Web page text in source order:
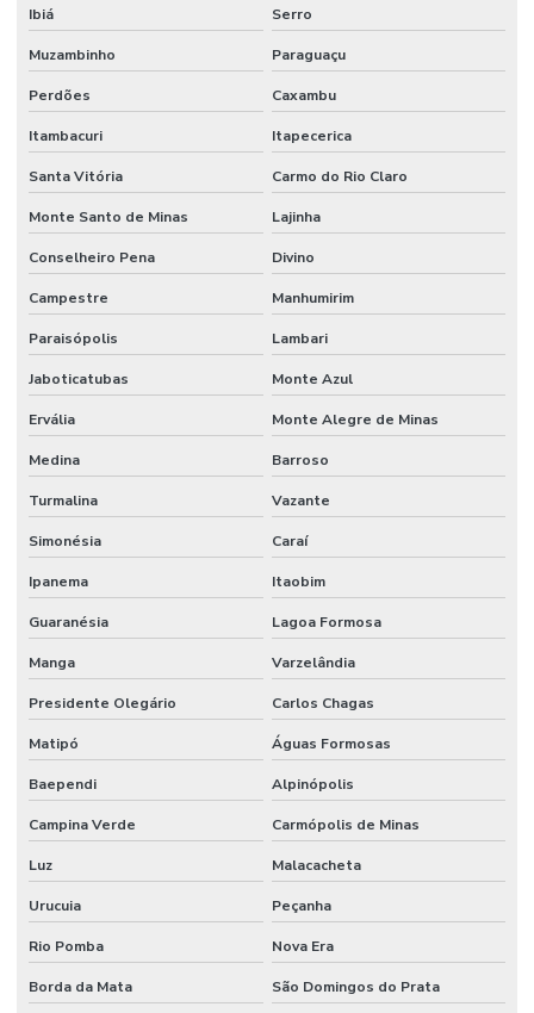
Ibiá Serro
Muzambinho Paraguaçu
Perdões Caxambu
Itambacuri Itapecerica
Santa Vitória Carmo do Rio Claro
Monte Santo de Minas Lajinha
Conselheiro Pena Divino
Campestre Manhumirim
Paraisópolis Lambari
Jaboticatubas Monte Azul
Ervália Monte Alegre de Minas
Medina Barroso
Turmalina Vazante
Simonésia Caraí
Ipanema Itaobim
Guaranésia Lagoa Formosa
Manga Varzelândia
Presidente Olegário Carlos Chagas
Matipó Águas Formosas
Baependi Alpinópolis
Campina Verde Carmópolis de Minas
Luz Malacacheta
Urucuia Peçanha
Rio Pomba Nova Era
Borda da Mata São Domingos do Prata